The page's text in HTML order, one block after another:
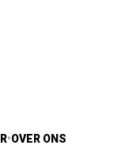
•OVER ONS